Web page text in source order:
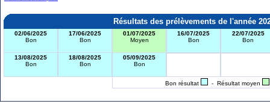
Résultats des prélèvements de l'année
02/06/2025
Bon
17/06/2025
Bon
01/07/2025
Moyen
16/07/2025
Bon
22/07/2025
Bon
13/08/2025
Bon
18/08/2025
Bon
05/09/2025
Bon
Bon résultat - Résultat moyen